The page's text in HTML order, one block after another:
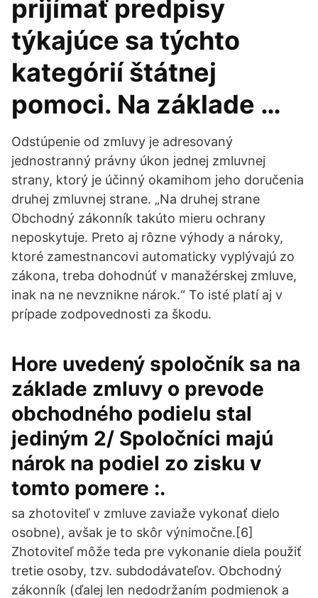
prijímať predpisy
týkajúce sa týchto
kategórií štátnej
pomoci. Na základe …
Odstúpenie od zmluvy je adresovaný
jednostranný právny úkon jednej zmluvnej
strany, ktorý je účinný okamihom jeho doručenia
druhej zmluvnej strane. „Na druhej strane
Obchodný zákonník takúto mieru ochrany
neposkytuje. Preto aj rôzne výhody a nároky,
ktoré zamestnancovi automaticky vyplývajú zo
zákona, treba dohodnúť v manažérskej zmluve,
inak na ne nevznikne nárok.“ To isté platí aj v
prípade zodpovednosti za škodu.
Hore uvedený spoločník sa na
základe zmluvy o prevode
obchodného podielu stal
jediným 2/ Spoločníci majú
nárok na podiel zo zisku v
tomto pomere :.
sa zhotoviteľ v zmluve zaviaže vykonať dielo
osobne), avšak je to skôr výnimočne.[6]
Zhotoviteľ môže teda pre vykonanie diela použiť
tretie osoby, tzv. subdodávateľov. Obchodný
zákonník (ďalej len nedodržaním podmienok a